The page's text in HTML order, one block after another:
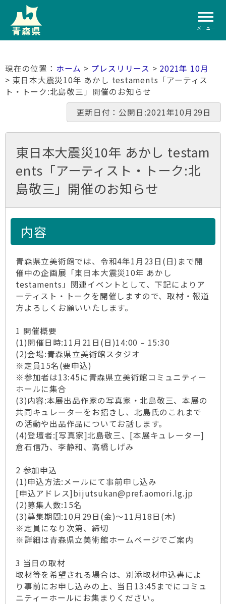
メニュー
ホーム > プレスリリース > 2021年 10月
> 東日本大震災10年 あかし testaments「アーティス
ト・トーク:北島敬三」開催のお知らせ
更新日付：公開日:2021年10月29日
東日本大震災10年 あかし testam
ents「アーティスト・トーク:北
島敬三」開催のお知らせ
内容
青森県立美術館では、令和4年1月23日(日)まで開
催中の企画展「東日本大震災10年 あかし
testaments」関連イベントとして、下記によりア
ーティスト・トークを開催しますので、取材・報道
方よろしくお願いいたします。
1 開催概要
(1)開催日時:11月21日(日)14:00 – 15:30
(2)会場:青森県立美術館スタジオ
※定員15名(要申込)
※参加者は13:45に青森県立美術館コミュニティー
ホールに集合
(3)内容:本展出品作家の写真家・北島敬三、本展の
共同キュレーターをお招きし、北島氏のこれまで
の活動や出品作品についてお話します。
(4)登壇者:[写真家]北島敬三、[本展キュレーター]
倉石信乃、李静和、高橋しげみ
2 参加申込
(1)申込方法:メールにて事前申し込み
[申込アドレス]bijutsukan@pref.aomori.lg.jp
(2)募集人数:15名
(3)募集期間:10月29日(金)～11月18日(木)
※定員になり次第、締切
※詳細は青森県立美術館ホームページでご案内
3 当日の取材
取材等を希望される場合は、別添取材申込書によ
り事前にお申し込みの上、当日13:45までにコミュ
ニティーホールにお集まりください。